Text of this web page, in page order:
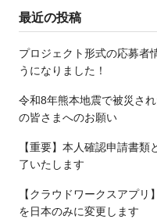
最近の投稿
プロジェクト形式の応募者
うになりました！
令和8年熊本地震で被災さ
の皆さまへのお願い
【重要】本人確認申請書
了いたします
【クラウドワークスアプ
を日本のみに変更します